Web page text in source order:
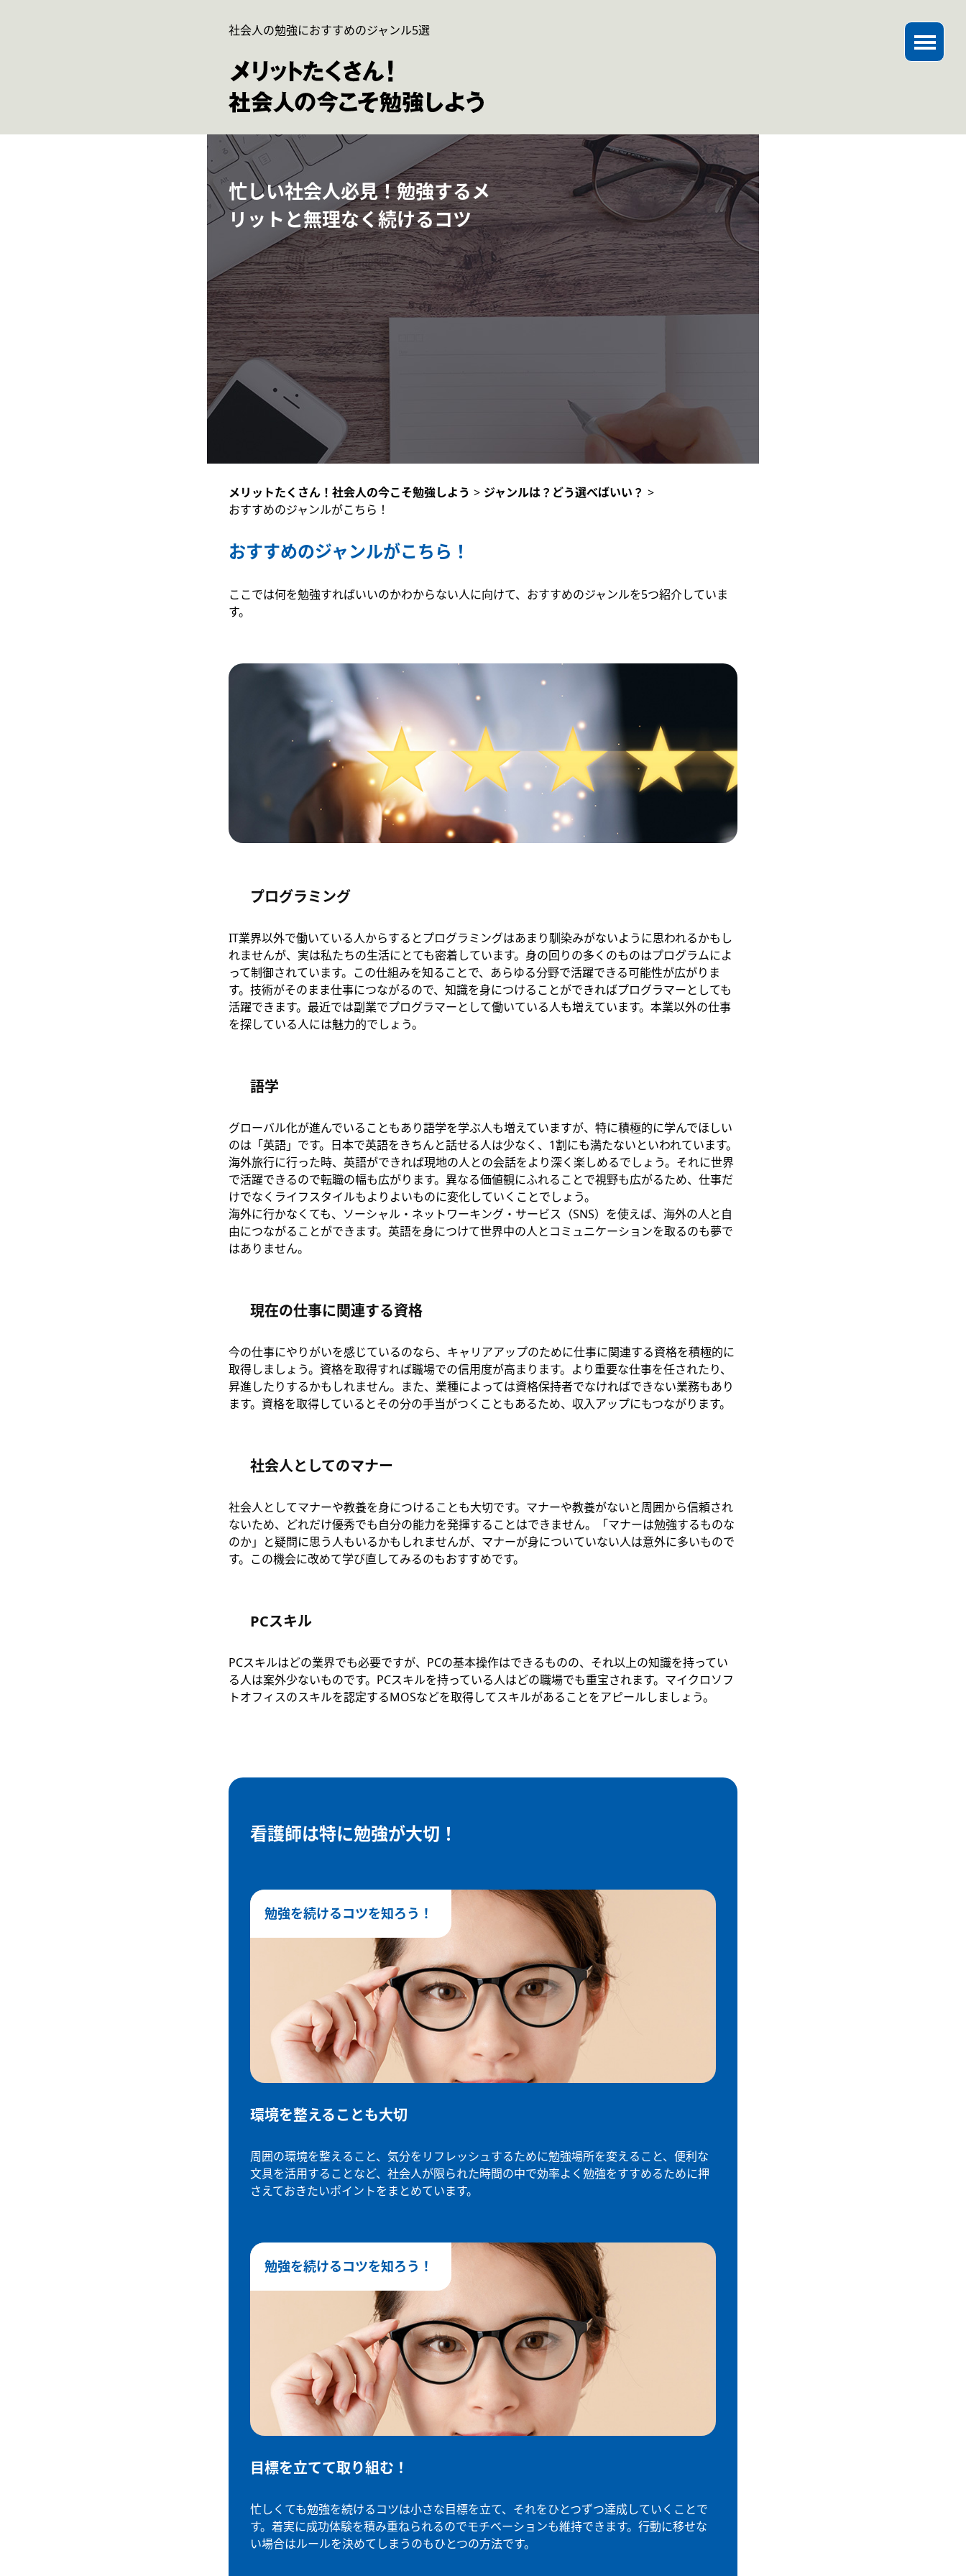
社会人の勉強におすすめのジャンル5選
忙しい社会人必見！勉強するメ
リットと無理なく続けるコツ
メリットたくさん！社会人の今こそ勉強しよう > ジャンルは？どう選べばいい？ >
おすすめのジャンルがこちら！
おすすめのジャンルがこちら！
ここでは何を勉強すればいいのかわからない人に向けて、おすすめのジャンルを5つ紹介していま
す。
プログラミング
IT業界以外で働いている人からするとプログラミングはあまり馴染みがないように思われるかもし
れませんが、実は私たちの生活にとても密着しています。身の回りの多くのものはプログラムによ
って制御されています。この仕組みを知ることで、あらゆる分野で活躍できる可能性が広がりま
す。技術がそのまま仕事につながるので、知識を身につけることができればプログラマーとしても
活躍できます。最近では副業でプログラマーとして働いている人も増えています。本業以外の仕事
を探している人には魅力的でしょう。
語学
グローバル化が進んでいることもあり語学を学ぶ人も増えていますが、特に積極的に学んでほしい
のは「英語」です。日本で英語をきちんと話せる人は少なく、1割にも満たないといわれています。
海外旅行に行った時、英語ができれば現地の人との会話をより深く楽しめるでしょう。それに世界
で活躍できるので転職の幅も広がります。異なる価値観にふれることで視野も広がるため、仕事だ
けでなくライフスタイルもよりよいものに変化していくことでしょう。
海外に行かなくても、ソーシャル・ネットワーキング・サービス（SNS）を使えば、海外の人と自
由につながることができます。英語を身につけて世界中の人とコミュニケーションを取るのも夢で
はありません。
現在の仕事に関連する資格
今の仕事にやりがいを感じているのなら、キャリアアップのために仕事に関連する資格を積極的に
取得しましょう。資格を取得すれば職場での信用度が高まります。より重要な仕事を任されたり、
昇進したりするかもしれません。また、業種によっては資格保持者でなければできない業務もあり
ます。資格を取得しているとその分の手当がつくこともあるため、収入アップにもつながります。
社会人としてのマナー
社会人としてマナーや教養を身につけることも大切です。マナーや教養がないと周囲から信頼され
ないため、どれだけ優秀でも自分の能力を発揮することはできません。「マナーは勉強するものな
のか」と疑問に思う人もいるかもしれませんが、マナーが身についていない人は意外に多いもので
す。この機会に改めて学び直してみるのもおすすめです。
PCスキル
PCスキルはどの業界でも必要ですが、PCの基本操作はできるものの、それ以上の知識を持ってい
る人は案外少ないものです。PCスキルを持っている人はどの職場でも重宝されます。マイクロソフ
トオフィスのスキルを認定するMOSなどを取得してスキルがあることをアピールしましょう。
看護師は特に勉強が大切！
勉強を続けるコツを知ろう！
環境を整えることも大切
周囲の環境を整えること、気分をリフレッシュするために勉強場所を変えること、便利な
文具を活用することなど、社会人が限られた時間の中で効率よく勉強をすすめるために押
さえておきたいポイントをまとめています。
勉強を続けるコツを知ろう！
目標を立てて取り組む！
忙しくても勉強を続けるコツは小さな目標を立て、それをひとつずつ達成していくことで
す。着実に成功体験を積み重ねられるのでモチベーションも維持できます。行動に移せな
い場合はルールを決めてしまうのもひとつの方法です。